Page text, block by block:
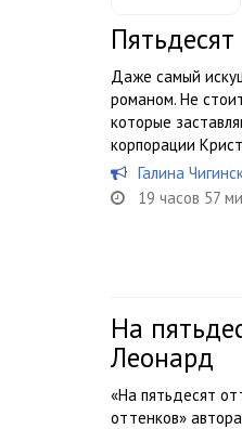
Даже самый
романом. Не
которые
корпорации
Галина
19 часов 57
На
Леонард
«На пятьдесят
оттенков»